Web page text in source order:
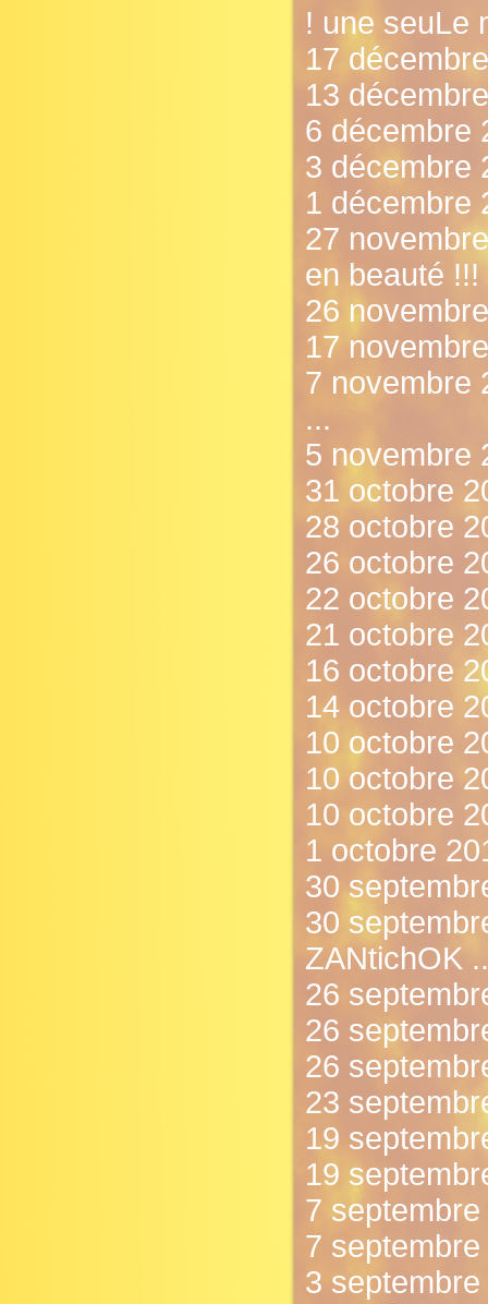
! une seuLe
17
13
6 décembre
3 décembre
1 décembre
27
en beauté !!!
26
17
7 novembre
...
5 novembre
31 octobre
28 octobre
26 octobre
22 octobre
21 octobre
16 octobre
14 octobre
10 octobre
10 octobre
10 octobre
1 octobre
30
30
ZANtichOK
26
26
26
23
19
19
7
7
3